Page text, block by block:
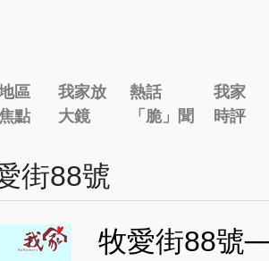
區
點
我家放
大鏡
熱話
「脆」聞
我家
時評
街88號
牧愛街88號